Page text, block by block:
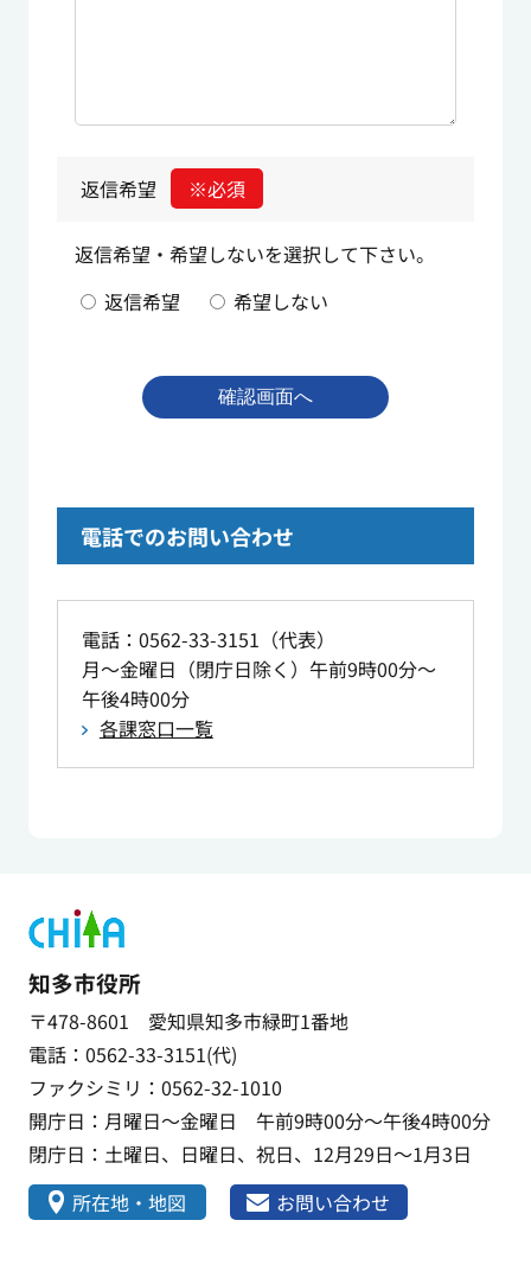
返信希望 ※必須
返信希望・希望しないを選択して下さい。
返信希望
希望しない
電話でのお問い合わせ
電話：0562-33-3151（代表）
月～金曜日（閉庁日除く）午前9時00分～
午後4時00分
各課窓口一覧
知多市役所
〒478-8601 愛知県知多市緑町1番地
電話：0562-33-3151(代)
ファクシミリ：0562-32-1010
開庁日：月曜日～金曜日 午前9時00分～午後4時00分
閉庁日：土曜日、日曜日、祝日、12月29日～1月3日
所在地・地図
お問い合わせ